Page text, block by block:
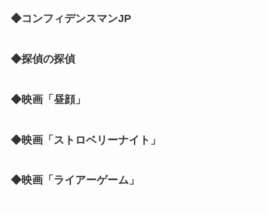
◆コンフィデンスマンJP
◆探偵の探偵
◆映画「昼顔」
◆映画「ストロベリーナイト」
◆映画「ライアーゲーム」